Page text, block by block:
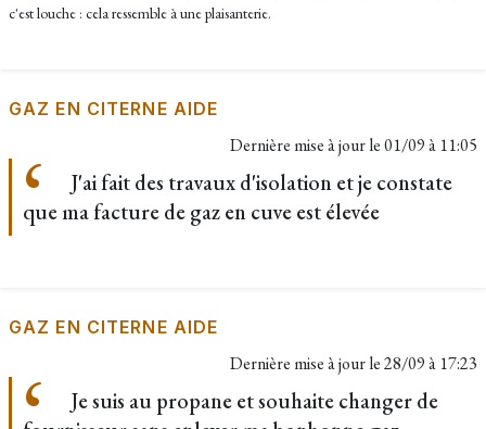
c'est louche : cela ressemble à une plaisanterie.
GAZ EN CITERNE AIDE
Dernière mise à jour le01/09 à 11:05
J'ai fait des travaux d'isolation et je constate
que ma facture de gaz en cuve est élevée
GAZ EN CITERNE AIDE
Dernière mise à jour le28/09 à 17:23
Je suis au propane et souhaite changer de